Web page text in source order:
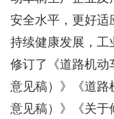
安全水平，更好适
持续健康发展，工
修订了《道路机动
意见稿）》《道路
意见稿）》《关于